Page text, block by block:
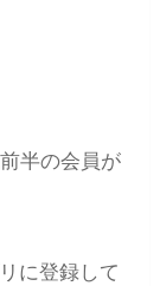
半の会員が
に登録して